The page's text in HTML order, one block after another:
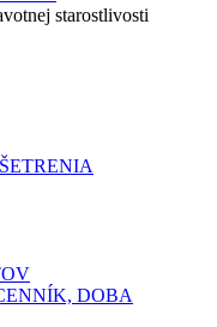
starostlivosti
DOBA